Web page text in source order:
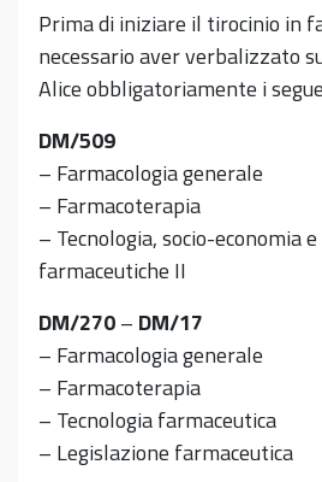
Prima di iniziare il tirocinio in
necessario aver verbalizzato
Alice obbligatoriamente i
DM/509
– Farmacologia generale
– Farmacoterapia
– Tecnologia, socio-economia
farmaceutiche II
DM/270– DM/17
– Farmacologia generale
– Farmacoterapia
– Tecnologia farmaceutica
– Legislazione farmaceutica